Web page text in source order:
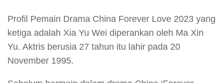
Profil Pemain Drama China Forever Love 2023 yang
ketiga adalah Xia Yu Wei diperankan oleh Ma Xin
Yu. Aktris berusia 27 tahun itu lahir pada 20
November 1995.